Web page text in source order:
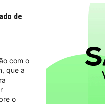
de
com o
que a
o